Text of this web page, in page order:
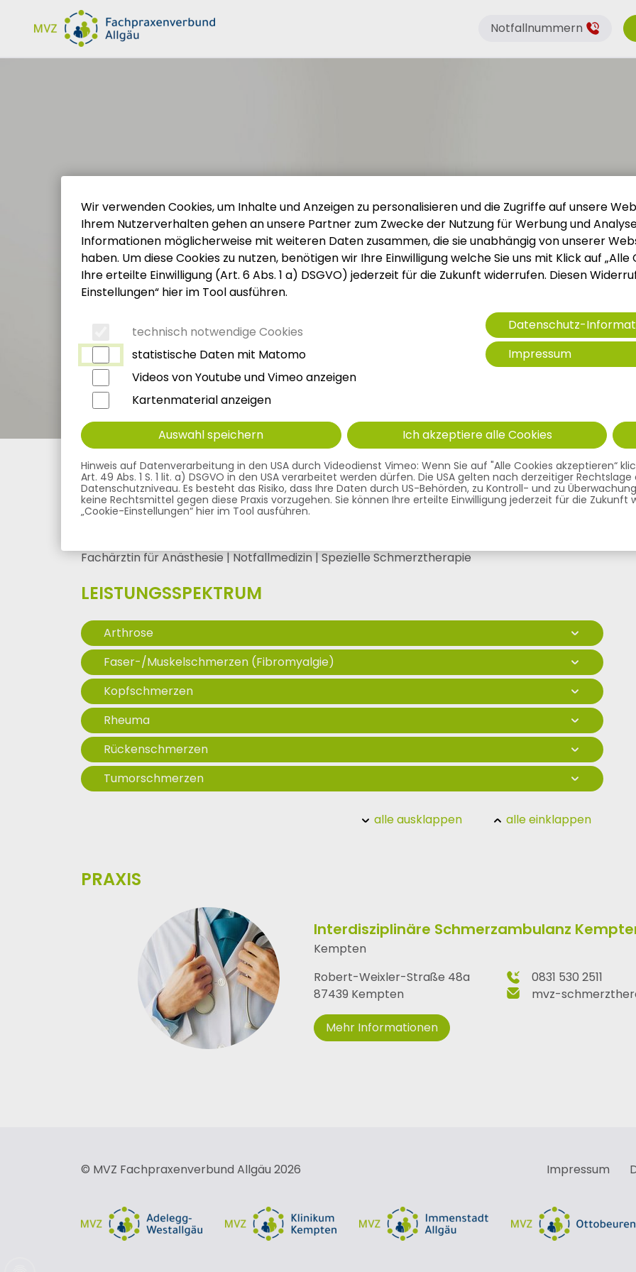
Inhalt der Seite anspringen
Informationen und Einstellungen zur Barrierefreiheit
Notfallnummern
MVZ Fachpraxenverbund Allgäu Ärzte Doris Wagner (DESA)
DORIS M. WAGNER, DESA
Fachärztin für Anästhesie | Notfallmedizin | Spezielle Schmerztherapie
LEISTUNGSSPEKTRUM
Arthrose
Faser-/Muskelschmerzen (Fibromyalgie)
Kopfschmerzen
Rheuma
Rückenschmerzen
Tumorschmerzen
alle ausklappen alle einklappen
PRAXIS
Interdisziplinäre Schmerzambulanz
Kempten
Robert-Weixler-Straße 48a
87439 Kempten
0831 530 2511
mvz-
Mehr Informationen
© MVZ Fachpraxenverbund Allgäu 2026 Impressum
Wir verwenden Cookies, um Inhalte und Anzeigen zu personalisieren und die Zugriffe auf unsere
Ihrem Nutzerverhalten gehen an unsere Partner zum Zwecke der Nutzung für Werbung und
Informationen möglicherweise mit weiteren Daten zusammen, die sie unabhängig von unserer
haben. Um diese Cookies zu nutzen, benötigen wir Ihre Einwilligung welche Sie uns mit Klick auf
Ihre erteilte Einwilligung (Art. 6 Abs. 1 a) DSGVO) jederzeit für die Zukunft widerrufen. Diesen
Einstellungen“ hier im Tool ausführen.
technisch notwendige Cookies
statistische Daten mit Matomo
Videos von Youtube und Vimeo anzeigen
Kartenmaterial anzeigen
Datenschutz-
Impressum
Auswahl speichern Ich akzeptiere alle Cookies
Hinweis auf Datenverarbeitung in den USA durch Videodienst Vimeo: Wenn Sie auf "Alle Cookies akzeptieren“
Art. 49 Abs. 1 S. 1 lit. a) DSGVO in den USA verarbeitet werden dürfen. Die USA gelten nach derzeitiger
Datenschutzniveau. Es besteht das Risiko, dass Ihre Daten durch US-Behörden, zu Kontroll- und zu
keine Rechtsmittel gegen diese Praxis vorzugehen. Sie können Ihre erteilte Einwilligung jederzeit für die Zukunft
„Cookie-Einstellungen“ hier im Tool ausführen.